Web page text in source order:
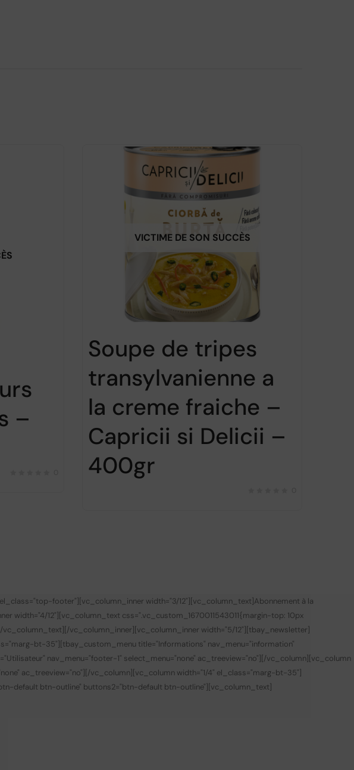
–
VICTIME DE SON SUCCÈS
Soupe de tripes
transylvanienne a
la creme fraiche –
Capricii si Delicii –
400gr
footer"][vc_column_inner width="3/12"][vc_column_text] Abonnement à la
width="4/12"][vc_column_text css=".vc_custom_1670011543011{margin-top: 10px
[/vc_column_text][/vc_column_inner][vc_column_inner width="5/12"][tbay_newsletter]
bt-35"][tbay_custom_menu title="Informations" nav_menu="information"
nav_menu="footer-1" select_menu="none" ac_treeview="no"][/vc_column][vc_column
ac_treeview="no"][/vc_column][vc_column width="1/4" el_class="marg-bt-35"]
default btn-outline" buttons2="btn-default btn-outline"][vc_column_text]